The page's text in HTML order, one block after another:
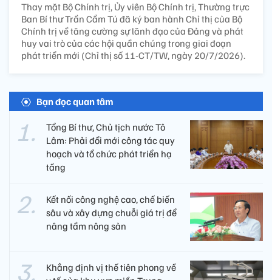
Thay mặt Bộ Chính trị, Ủy viên Bộ Chính trị, Thường trực
Ban Bí thư Trần Cẩm Tú đã ký ban hành Chỉ thị của Bộ
Chính trị về tăng cường sự lãnh đạo của Đảng và phát
huy vai trò của các hội quần chúng trong giai đoạn
phát triển mới (Chỉ thị số 11-CT/TW, ngày 20/7/2026).
Bạn đọc quan tâm
Tổng Bí thư, Chủ tịch nước Tô
Lâm: Phải đổi mới công tác quy
hoạch và tổ chức phát triển hạ
tầng
Kết nối công nghệ cao, chế biến
sâu và xây dựng chuỗi giá trị để
nâng tầm nông sản
Khẳng định vị thế tiên phong về